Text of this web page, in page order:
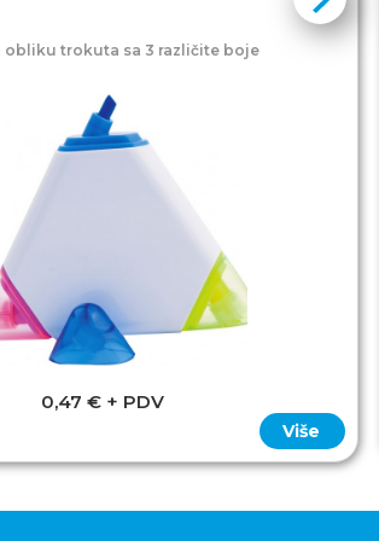
obliku trokuta sa 3 različite boje
0,47 € + PDV
Više